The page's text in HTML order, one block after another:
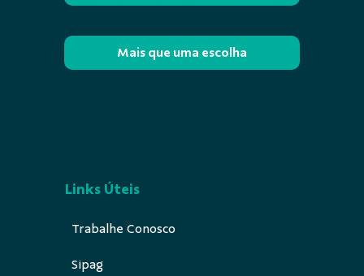
Mais que uma escolha
Links Úteis
Trabalhe Conosco
Sipag